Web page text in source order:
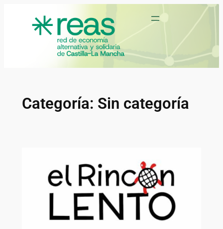
contenido
Categoría: Sin categoría